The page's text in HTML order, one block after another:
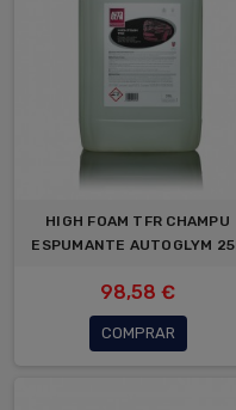
HIGH FOAM TFR CHAMPU
ESPUMANTE AUTOGLYM
98,58 €
COMPRAR